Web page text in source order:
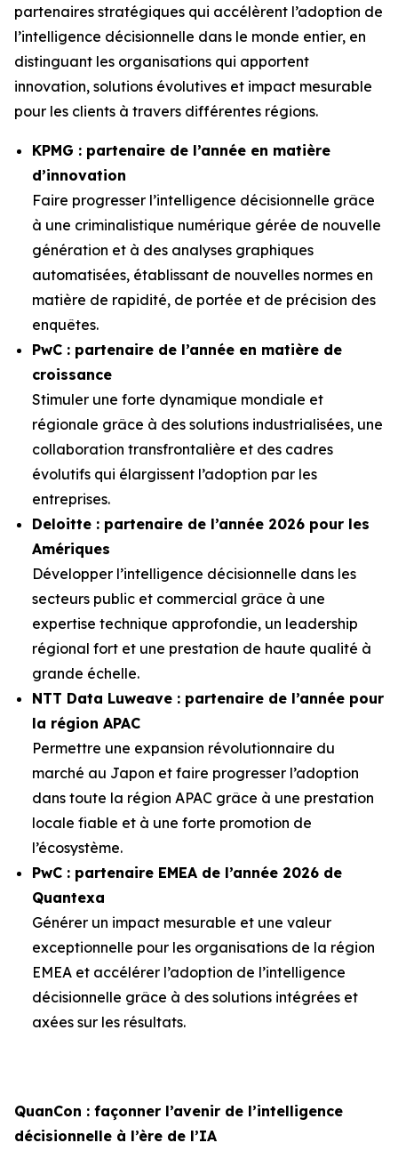
partenaires stratégiques qui accélèrent l’adoption de
l’intelligence décisionnelle dans le monde entier, en
distinguant les organisations qui apportent
innovation, solutions évolutives et impact mesurable
pour les clients à travers différentes régions.
KPMG : partenaire de l’année en matière
d’innovation
Faire progresser l’intelligence décisionnelle grâce
à une criminalistique numérique gérée de nouvelle
génération et à des analyses graphiques
automatisées, établissant de nouvelles normes en
matière de rapidité, de portée et de précision des
enquêtes.
PwC : partenaire de l’année en matière de
croissance
Stimuler une forte dynamique mondiale et
régionale grâce à des solutions industrialisées, une
collaboration transfrontalière et des cadres
évolutifs qui élargissent l’adoption par les
entreprises.
Deloitte : partenaire de l’année 2026 pour les
Amériques
Développer l’intelligence décisionnelle dans les
secteurs public et commercial grâce à une
expertise technique approfondie, un leadership
régional fort et une prestation de haute qualité à
grande échelle.
NTT Data Luweave : partenaire de l’année pour
la région APAC
Permettre une expansion révolutionnaire du
marché au Japon et faire progresser l’adoption
dans toute la région APAC grâce à une prestation
locale fiable et à une forte promotion de
l’écosystème.
PwC : partenaire EMEA de l’année 2026 de
Quantexa
Générer un impact mesurable et une valeur
exceptionnelle pour les organisations de la région
EMEA et accélérer l’adoption de l’intelligence
décisionnelle grâce à des solutions intégrées et
axées sur les résultats.
QuanCon : façonner l’avenir de l’intelligence
décisionnelle à l’ère de l’IA